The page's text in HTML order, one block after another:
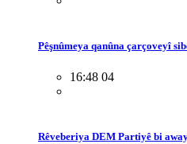
Pêşnûmeya qanûna çarçoveyî
16:48 04
Rêveberiya DEM Partiyê bi